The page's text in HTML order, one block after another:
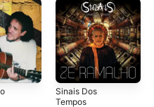
Sinais Dos
Tempos